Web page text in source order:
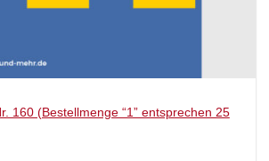
160 (Bestellmenge “1” entsprechen 25